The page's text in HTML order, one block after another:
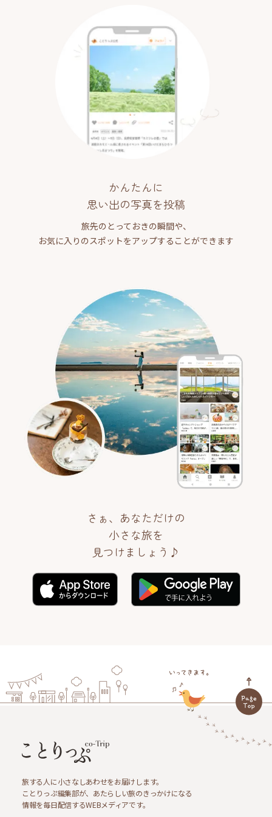
かんたんに
思い出の写真を投稿
旅先のとっておきの瞬間や、
お気に入りのスポットをアップすることができます
さぁ、あなただけの
小さな旅を
見つけましょう♪
旅する人に小さなしあわせをお届けします。
ことりっぷ編集部が、あたらしい旅のきっかけになる
情報を毎日配信するWEBメディアです。